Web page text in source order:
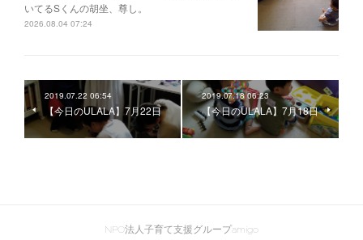
いてるSくんの胡坐、尊し。
2026.08.04 07:24
2019.07.22 06:54
【今日のULALA】7月22日
2019.07.18 06:23
【今日のULALA】7月18日
NPO法人子育て支援グループamigo